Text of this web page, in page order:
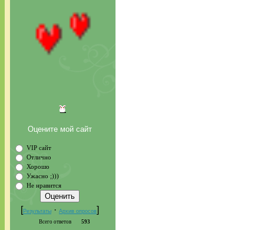
Оцените мой сайт
VIP сайт
Отлично
Хорошо
Ужасно ;)))
Не нравится
[Результаты · Архив опросов]
Всего ответов 593